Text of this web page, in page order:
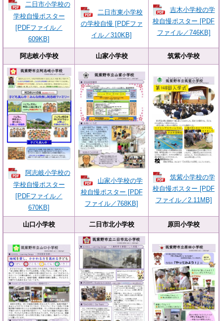
二日市小学校の
学校自慢ポスター
[PDFファイル／
609KB]
二日市東小学校
の学校自慢 [PDFファ
イル／310KB]
吉木小学校の学
校自慢ポスター [PDF
ファイル／746KB]
阿志岐小学校 山家小学校 筑紫小学校
阿志岐小学校の
学校自慢ポスター
[PDFファイル／
670KB]
山家小学校の学
校自慢ポスター [PDF
ファイル／768KB]
筑紫小学校の学
校自慢ポスター [PDF
ファイル／2.11MB]
山口小学校 二日市北小学校 原田小学校